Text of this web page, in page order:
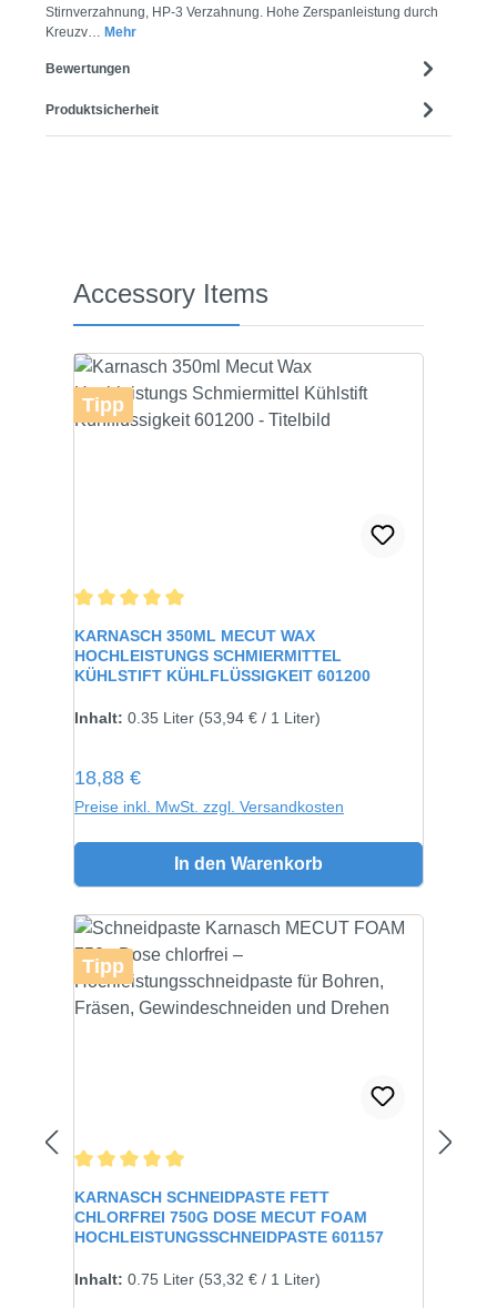
Stirnverzahnung, HP-3 Verzahnung. Hohe Zerspanleistung durch
Kreuzv… Mehr
Bewertungen
Produktsicherheit
Produktgalerie überspringen
Accessory Items
Tipp
KARNASCH 350ML MECUT WAX
HOCHLEISTUNGS SCHMIERMITTEL
KÜHLSTIFT KÜHLFLÜSSIGKEIT 601200
Inhalt: 0.35 Liter (53,94 € / 1 Liter)
Regulärer Preis:
18,88 €
Preise inkl. MwSt. zzgl. Versandkosten
In den Warenkorb
Tipp
KARNASCH SCHNEIDPASTE FETT
CHLORFREI 750G DOSE MECUT FOAM
HOCHLEISTUNGSSCHNEIDPASTE 601157
Inhalt: 0.75 Liter (53,32 € / 1 Liter)